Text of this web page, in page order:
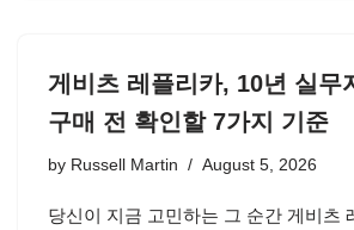
게비츠 레플리카, 10년 실무
구매 전 확인할 7가지 기준
by Russell Martin August 5, 2026
당신이 지금 고민하는 그 순간 게비츠